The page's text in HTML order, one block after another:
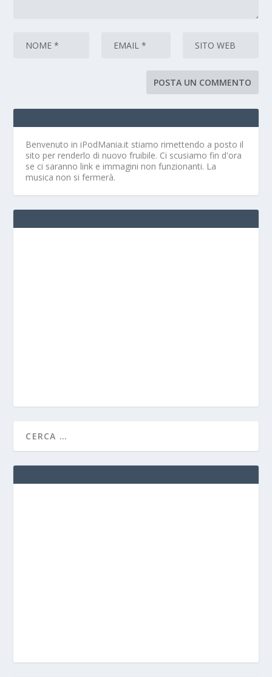
Benvenuto in iPodMania.it stiamo rimettendo a posto il
sito per renderlo di nuovo fruibile. Ci scusiamo fin d'ora
se ci saranno link e immagini non funzionanti. La
musica non si fermerà.